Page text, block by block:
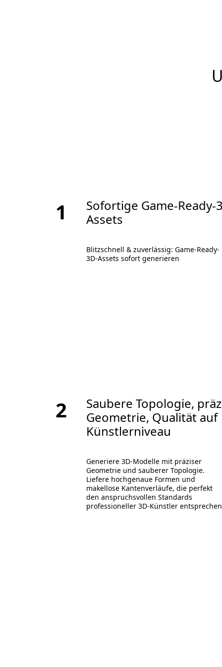
1
Sofortige Game-Ready-
Assets
Blitzschnell & zuverlässig: Game-Ready-
3D-Assets sofort generieren
2
Saubere Topologie,
Geometrie, Qualität auf
Künstlerniveau
Generiere 3D-Modelle mit präziser
Geometrie und sauberer Topologie.
Liefere hochgenaue Formen und
makellose Kantenverläufe, die perfekt
den anspruchsvollen Standards
professioneller 3D-Künstler